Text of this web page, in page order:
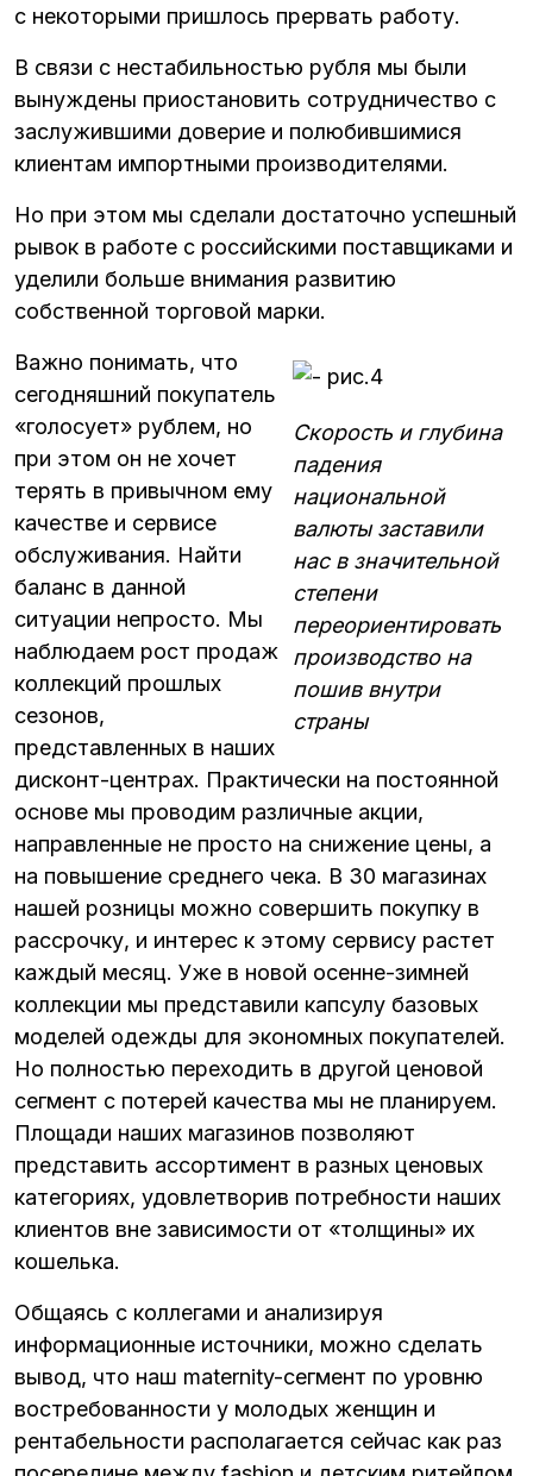
с некоторыми пришлось прервать работу.
В связи с нестабильностью рубля мы были
вынуждены приостановить сотрудничество с
заслужившими доверие и полюбившимися
клиентам импортными производителями.
Но при этом мы сделали достаточно успешный
рывок в работе с российскими поставщиками и
уделили больше внимания развитию
собственной торговой марки.
Скорость и глубина
падения
национальной
валюты заставили
нас в значительной
степени
переориентировать
производство на
пошив внутри
страны
Важно понимать, что
сегодняшний покупатель
«голосует» рублем, но
при этом он не хочет
терять в привычном ему
качестве и сервисе
обслуживания. Найти
баланс в данной
ситуации непросто. Мы
наблюдаем рост продаж
коллекций прошлых
сезонов,
представленных в наших
дисконт-центрах. Практически на постоянной
основе мы проводим различные акции,
направленные не просто на снижение цены, а
на повышение среднего чека. В 30 магазинах
нашей розницы можно совершить покупку в
рассрочку, и интерес к этому сервису растет
каждый месяц. Уже в новой осенне-зимней
коллекции мы представили капсулу базовых
моделей одежды для экономных покупателей.
Но полностью переходить в другой ценовой
сегмент с потерей качества мы не планируем.
Площади наших магазинов позволяют
представить ассортимент в разных ценовых
категориях, удовлетворив потребности наших
клиентов вне зависимости от «толщины» их
кошелька.
Общаясь с коллегами и анализируя
информационные источники, можно сделать
вывод, что наш maternity-сегмент по уровню
востребованности у молодых женщин и
рентабельности располагается сейчас как раз